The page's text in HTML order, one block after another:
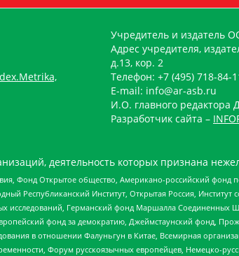
Учредитель и издатель
Адрес учредителя,
д.13, кор. 2
Телефон: +7 (495) 718-84-
E-mail: info@ar-asb.ru
И.О. главного редактора
Разработчик сайта –
деятельность которых признана
Фонд Открытое общество, Американо-российский
Республиканский Институт, Открытая Россия,
исследований, Германский фонд Маршалла
фонд за демократию, Джеймстаунский фонд,
в отношении Фалуньгун в Китае, Всемирная
Форум русскоязычных европейцев, Немецко-